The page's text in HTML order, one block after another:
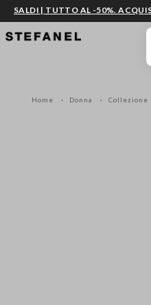
VAI AL CONTENUTO PRINCIPALE
SALDI | TUTTO AL -50%.
Home Donna Collezione